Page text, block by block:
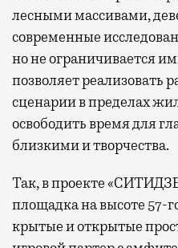
лесными массивами,
современные
но не ограничивается
позволяет реализовать
сценарии в пределах
освободить время для
близкими и творчества.
Так, в проекте
площадка на высоте 57-
крытые и открытые